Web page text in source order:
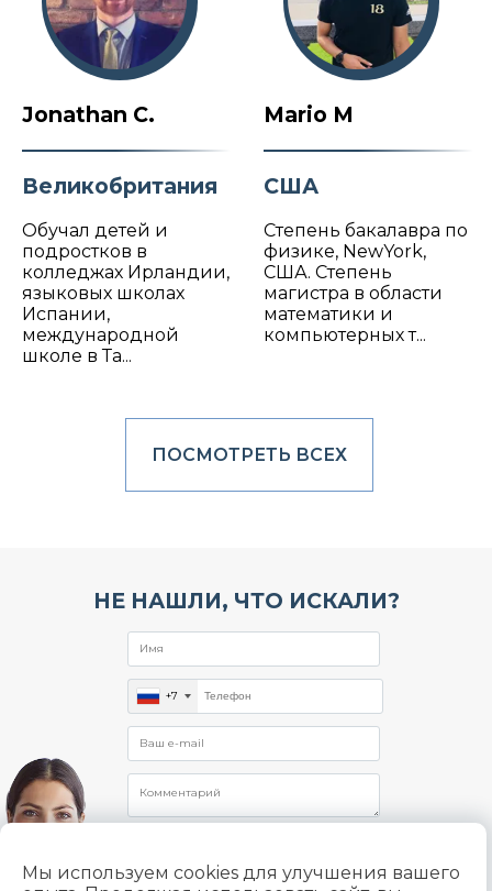
Мы используем cookies для улучшения вашего
Jonathan C.
Великобритания
Обучал детей и
подростков в
колледжах Ирландии,
языковых школах
Испании,
международной
школе в Та...
Mario M
США
Степень бакалавра по
физике, NewYork,
США. Степень
магистра в области
математики и
компьютерных т...
ПОСМОТРЕТЬ ВСЕХ
НЕ НАШЛИ, ЧТО ИСКАЛИ?
+7